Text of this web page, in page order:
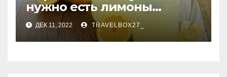
нужно есть лимоны
каждый день
ДЕК 11, 2022 TRAVELBOX27_